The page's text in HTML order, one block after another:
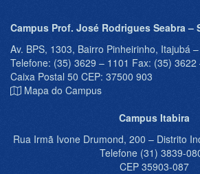
Campus Prof. José Rodrigues Seabra –
Av. BPS, 1303, Bairro Pinheirinho, Itajubá
Telefone: (35) 3629 – 1101 Fax: (35) 3622
Caixa Postal 50 CEP: 37500 903
Mapa do Campus
Campus Itabira
Rua Irmã Ivone Drumond, 200 – Distrito
Telefone (31) 3839-
CEP 35903-087